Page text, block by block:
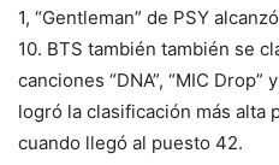
1, “Gentleman” de PSY
10. BTS también también se
canciones “DNA”, “MIC Drop”
logró la clasificación más alta
cuando llegó al puesto 42.